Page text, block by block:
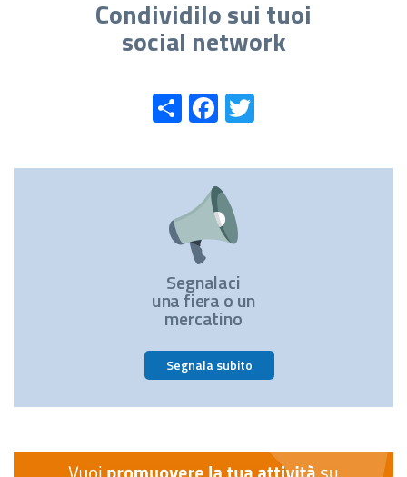
Condividilo sui tuoi
social network
ShareFacebook
Segnalaci
una fiera o un
mercatino
Segnala subito